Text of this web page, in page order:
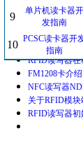
USB接口与IC
BS结构web
NTAG203、
关于IC卡读
RFID读写器
FM1208卡介绍
NFC读写器
关于RFID模
RFID读写器
9
单片机读卡器开
发指南
10 PCSC读卡器开
指南